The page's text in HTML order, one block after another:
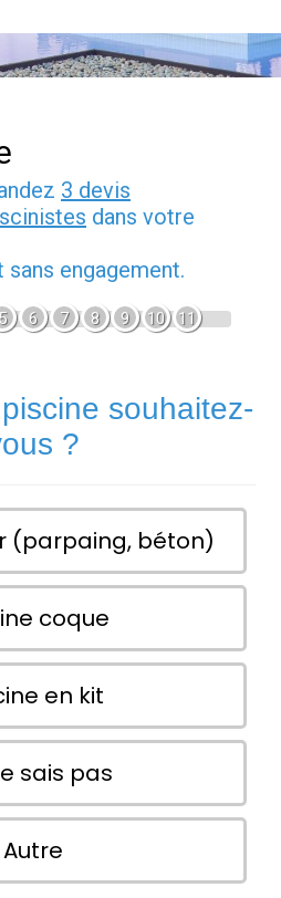
3 devis
dans votre
sans engagement.
5 6 7 8 9 10 11
souhaitez-
?
(parpaing, béton)
coque
en kit
sais pas
Autre